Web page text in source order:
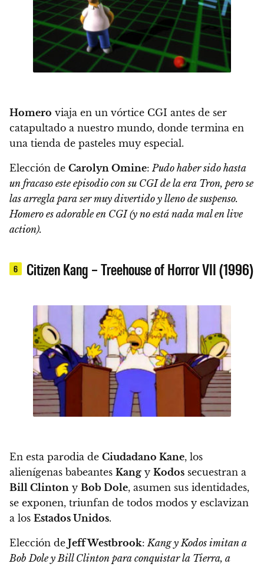
Homero viaja en un vórtice CGI antes de ser
catapultado a nuestro mundo, donde termina en
una tienda de pasteles muy especial.
Elección de Carolyn Omine: Pudo haber sido hasta
un fracaso este episodio con su CGI de la era Tron, pero se
las arregla para ser muy divertido y lleno de suspenso.
Homero es adorable en CGI (y no está nada mal en live
action).
6 Citizen Kang – Treehouse of Horror VII (1996)
En esta parodia de Ciudadano Kane, los
alienígenas babeantes Kang y Kodos secuestran a
Bill Clinton y Bob Dole, asumen sus identidades,
se exponen, triunfan de todos modos y esclavizan
a los Estados Unidos.
Elección de Jeff Westbrook: Kang y Kodos imitan a
Bob Dole y Bill Clinton para conquistar la Tierra, a